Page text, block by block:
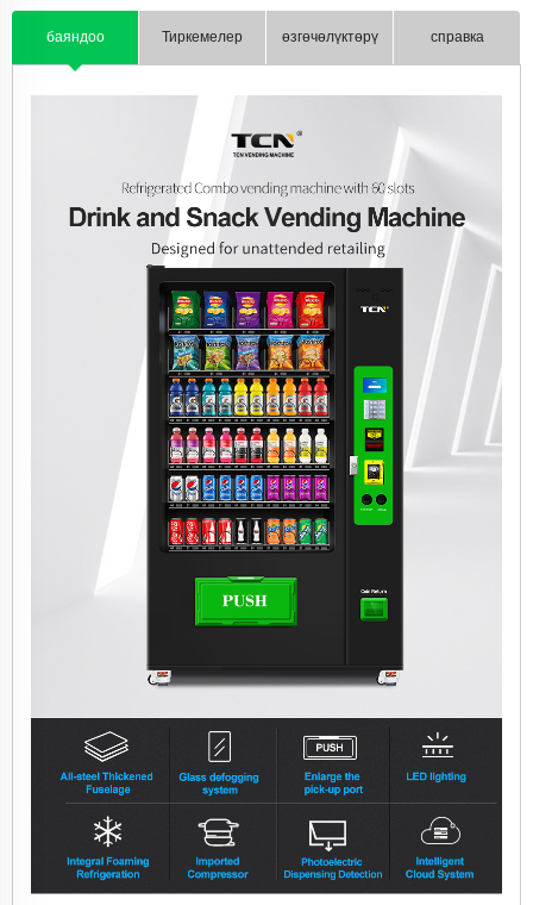
баяндоо Тиркемелер өзгөчөлүктөрү справка